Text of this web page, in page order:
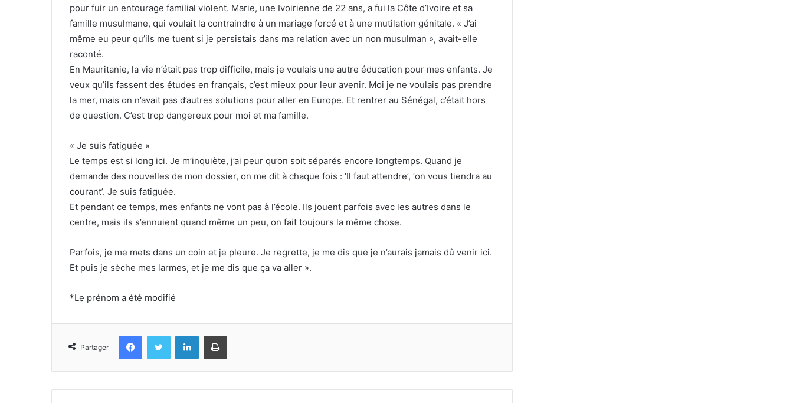
pour fuir un entourage familial violent. Marie, une Ivoirienne de 22 ans, a fui la Côte d’Ivoire et sa
famille musulmane, qui voulait la contraindre à un mariage forcé et à une mutilation génitale. « J’ai
même eu peur qu’ils me tuent si je persistais dans ma relation avec un non musulman », avait-elle
raconté.
En Mauritanie, la vie n’était pas trop difficile, mais je voulais une autre éducation pour mes enfants. Je
veux qu’ils fassent des études en français, c’est mieux pour leur avenir. Moi je ne voulais pas prendre
la mer, mais on n’avait pas d’autres solutions pour aller en Europe. Et rentrer au Sénégal, c’était hors
de question. C’est trop dangereux pour moi et ma famille.
« Je suis fatiguée »
Le temps est si long ici. Je m’inquiète, j’ai peur qu’on soit séparés encore longtemps. Quand je
demande des nouvelles de mon dossier, on me dit à chaque fois : ‘Il faut attendre’, ‘on vous tiendra au
courant’. Je suis fatiguée.
Et pendant ce temps, mes enfants ne vont pas à l’école. Ils jouent parfois avec les autres dans le
centre, mais ils s’ennuient quand même un peu, on fait toujours la même chose.
Parfois, je me mets dans un coin et je pleure. Je regrette, je me dis que je n’aurais jamais dû venir ici.
Et puis je sèche mes larmes, et je me dis que ça va aller ».
*Le prénom a été modifié
Partager
FacebookTwitter LinkedinImprimer